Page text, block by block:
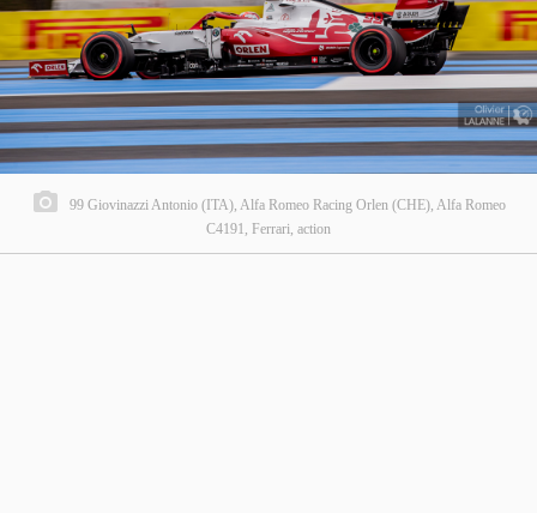
99 Giovinazzi Antonio (ITA), Alfa Romeo Racing Orlen (CHE), Alfa Romeo
C4191, Ferrari, action